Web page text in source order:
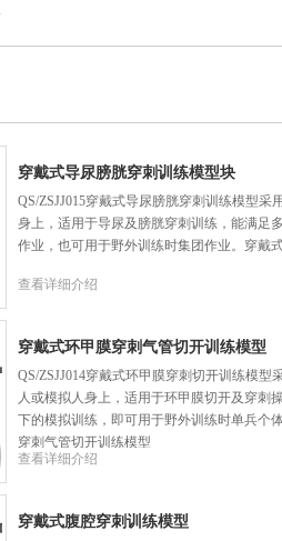
穿戴式导尿膀胱穿刺训练模型块
QS/ZSJJ015穿戴式导尿膀胱穿刺训练模型
身上，适用于导尿及膀胱穿刺训练，能满足
作业，也可用于野外训练时集团作业。穿戴
查看详细介绍
穿戴式环甲膜穿刺气管切开训练模型
QS/ZSJJ014穿戴式环甲膜穿刺切开训练模
人或模拟人身上，适用于环甲膜切开及穿刺
下的模拟训练，即可用于野外训练时单兵个
穿刺气管切开训练模型
查看详细介绍
穿戴式腹腔穿刺训练模型